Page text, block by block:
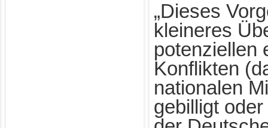
„Dieses
kleineres
potenziellen
Konflikten
nationalen
gebilligt